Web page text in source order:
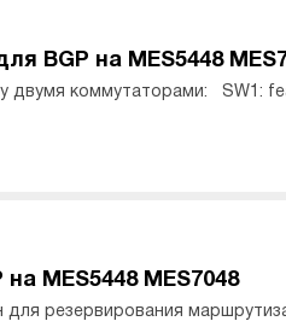
BGP на MES5448
двумя коммутаторами: SW1:
на MES5448 MES7048
для резервирования